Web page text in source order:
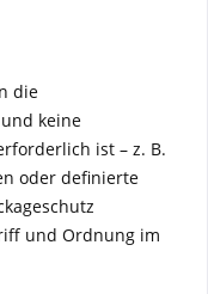
die
keine
ist – z. B.
oder definierte
und Ordnung im